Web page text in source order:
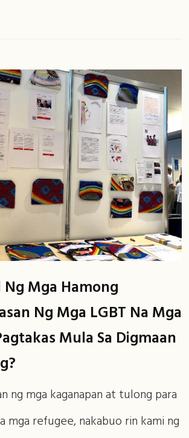
Mga Hamong
Ng Mga LGBT Na Mga
Mula Sa Digmaan
ng mga kaganapan at tulong para
mga refugee, nakabuo rin kami ng